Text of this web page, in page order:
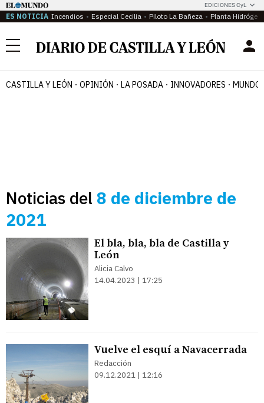
EDICIONES CyL
ES NOTICIA Incendios Especial Cecilia Piloto La Bañeza Planta
Menú
CASTILLA Y LEÓN OPINIÓN LA POSADA INNOVADORES MUNDO
Noticias del 8 de diciembre de
2021
El bla, bla, bla de Castilla y
León
Alicia Calvo
14.04.2023 | 17:25
Vuelve el esquí a Navacerrada
Redacción
09.12.2021 | 12:16